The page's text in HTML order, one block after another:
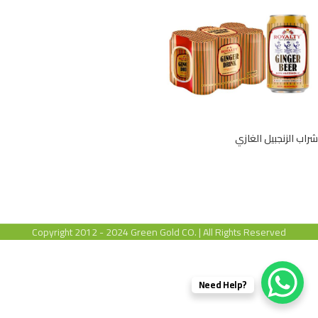
شراب الزنجبيل الغازي
Copyright 2012 - 2024 Green Gold CO. | All Rights Reserved
?Need Help